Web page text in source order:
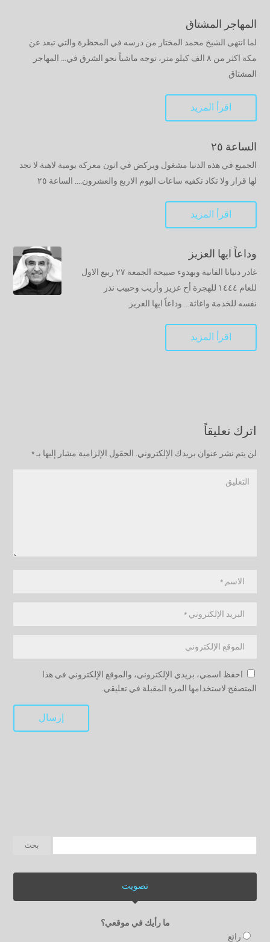
المهاجر المشتاق
لما انتهى الشيخ محمد المختار من درسه في المحظرة والتي تبعد عن
مكة اكثر من ٨ الف كيلو متر، توجه ماشياً نحو الشرق في... المهاجر
المشتاق
اقرأ المزيد
الساعة ٢٥
الجميع في هذه الدنيا مشغول ويركض في اتون معركة يومية لاهبة لا تجد
لها قرار ولا تكاد تكفيه ساعات اليوم الاربع والعشرون.... الساعة ٢٥
اقرأ المزيد
وداعاً ايها العزيز
غادر دنيانا الفانية وبهدوء صبيحة الجمعة ٢٧ ربيع الاول
للعام ١٤٤٤ للهجرة أخ عزيز وأريب وحبيب نذر
نفسه للخدمة واغاثة... وداعاً ايها العزيز
اقرأ المزيد
اترك تعليقاً
لن يتم نشر عنوان بريدك الإلكتروني. الحقول الإلزامية مشار إليها بـ *
احفظ اسمي، بريدي الإلكتروني، والموقع الإلكتروني في هذا
المتصفح لاستخدامها المرة المقبلة في تعليقي.
تصويت
ما رأيك في موقعي؟
رائع